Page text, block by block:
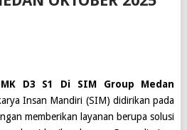
D3 S1 Di SIM Group Medan
Insan Mandiri (SIM) didirikan pada
memberikan layanan berupa solusi